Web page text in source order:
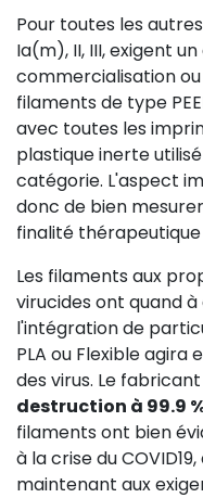
Pour toutes les
Ia(m), II, III, exigent
commercialisation
filaments de type
avec toutes les
plastique inerte
catégorie. L'aspect
donc de bien
finalité
Les filaments aux
virucides ont quand
l'intégration de
PLA ou Flexible
des virus. Le
destruction à 99.9
filaments ont bien
à la crise du
maintenant aux